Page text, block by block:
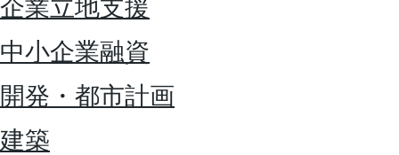
企業立地支援
中小企業融資
開発・都市計画
建築